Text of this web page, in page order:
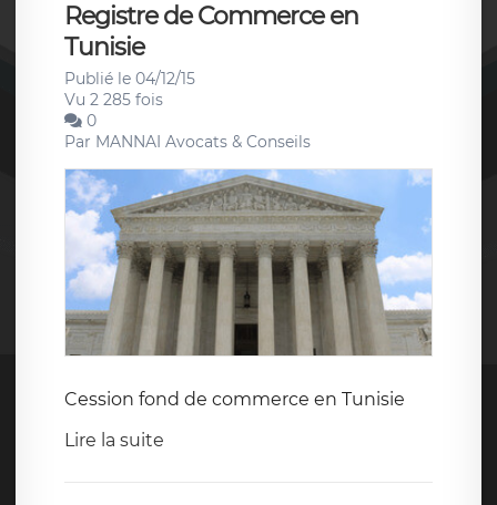
Registre de Commerce en
Tunisie
Publié le 04/12/15
Vu 2 285 fois
0
Par MANNAI Avocats & Conseils
Cession fond de commerce en Tunisie
Lire la suite